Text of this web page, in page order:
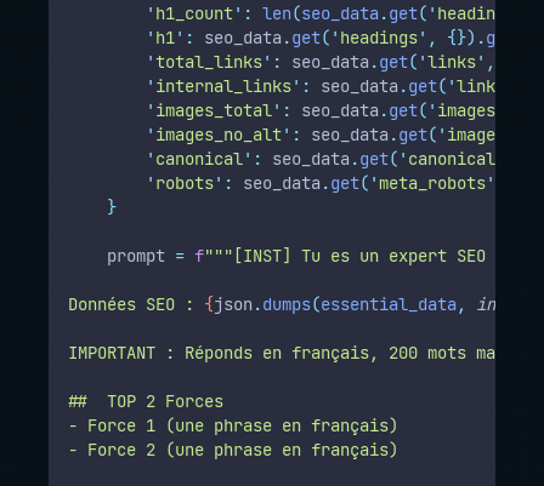
' h1_count' : len(seo_data.get( ' headings
' h1' : seo_data .get( ' headings' , {}).get
'total_links' : seo_data .get( 'links' ,
' internal_links' : seo_data .get( 'links
' images_total' : seo_data .get( ' images
' images_no_alt' : seo_data .get( ' images
' canonical' : seo_data .get( ' canonical
' robots' : seo_data .get( 'meta_robots'
}
    prompt
= f"""[INST] Tu es un expert SEO
Données SEO : {json .dumps(essential_data, indent
IMPORTANT : Réponds en français, 200 mots
##  TOP 2 Forces
- Force 1 (une phrase en français)
- Force 2 (une phrase en français)